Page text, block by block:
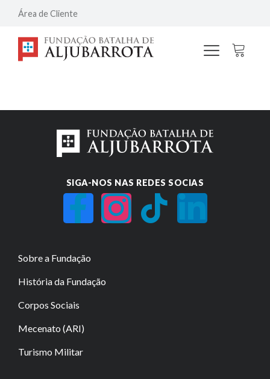
Área de Cliente
SIGA-NOS NAS REDES SOCIAS
Sobre a Fundação
História da Fundação
Corpos Sociais
Mecenato (ARI)
Turismo Militar